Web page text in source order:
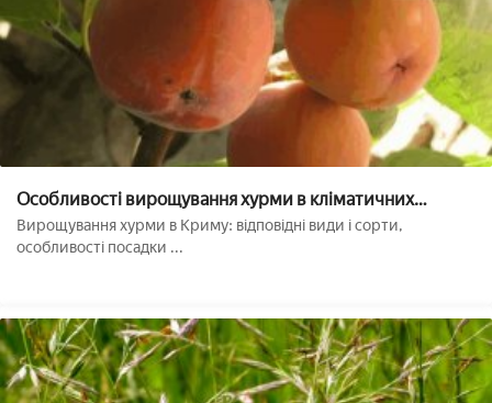
Особливості вирощування хурми в кліматичних
умовах Криму
Вирощування хурми в Криму: відповідні види і сорти,
особливості посадки ...